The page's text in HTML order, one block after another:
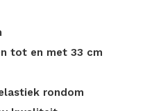
tot en met 33 cm
rondom